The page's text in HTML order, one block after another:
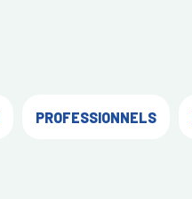
PROFESSIONNELS